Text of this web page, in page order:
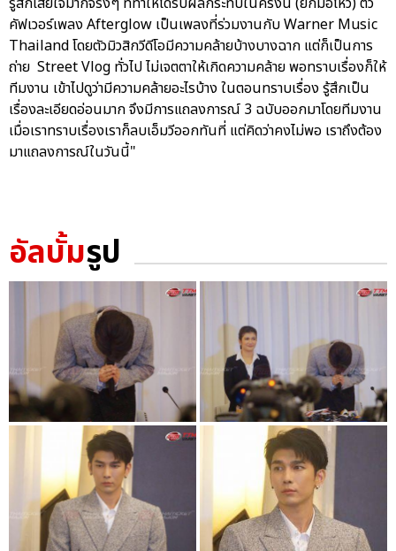
คัฟเวอร์เพลง Afterglow เป็นเพลงที่ร่วมงานกับ Warner Music
Thailand โดยตัวมิวสิกวีดีโอมีความคล้ายบ้างบางฉาก แต่ก็เป็นการ
ถ่าย Street Vlog ทั่วไป ไม่เจตตาให้เกิดความคล้าย พอทราบเรื่องก็ให้
ทีมงาน เข้าไปดูว่ามีความคล้ายอะไรบ้าง ในตอนทราบเรื่อง รู้สึกเป็น
เรื่องละเอียดอ่อนมาก จึงมีการแถลงการณ์ 3 ฉบับออกมาโดยทีมงาน
เมื่อเราทราบเรื่องเราก็ลบเอ็มวีออกทันที่ แต่คิดว่าคงไม่พอ เราถึงต้อง
มาแถลงการณ์ในวันนี้"
อัลบั้มรูป